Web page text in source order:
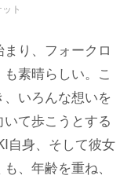
ト
り、フォークロ
素晴らしい。こ
いろんな想いを
て歩こうとする
自身、そして彼女
、年齢を重ね、